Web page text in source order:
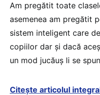
Am pregătit toate
asemenea am pregătit
sistem inteligent care
copiilor dar și dacă
un mod jucăuș li se
Citește articolul